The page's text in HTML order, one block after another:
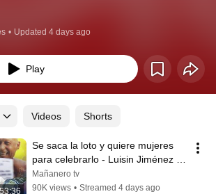
• Updated 4 days ago
Play
Videos Shorts
53:36
Se saca la loto y quiere mujeres
para celebrarlo - Luisin Jiménez en
Vivo | 05 de Agosto
Mañanero tv
90K views • Streamed 4 days ago